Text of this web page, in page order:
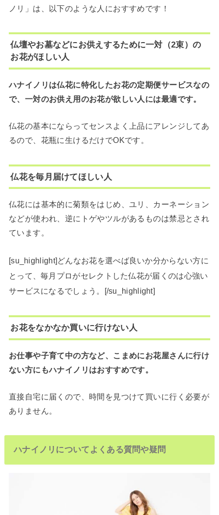
ノリ」は、以下のような人におすすめです！
仏壇やお墓などにお供えするために一対（2束）の
お花がほしい人
ハナイノリは仏花に特化したお花の定期便サービスなの
で、一対のお供え用のお花が欲しい人には最適です。
仏花の基本にならってセンスよく上品にアレンジしてあ
るので、花瓶に生けるだけでOKです。
仏花を毎月届けてほしい人
仏花には基本的に菊類をはじめ、ユリ、カーネーション
などが使われ、逆にトゲやツルがあるものは禁忌とされ
ています。
[su_highlight]どんなお花を選べば良いか分からない方に
とって、毎月プロがセレクトした仏花が届くのは心強い
サービスになるでしょう。[/su_highlight]
お花をなかなか買いに行けない人
お仕事や子育て中の方など、こまめにお花屋さんに行け
ない方にもハナイノリはおすすめです。
直接自宅に届くので、時間を見つけて買いに行く必要が
ありません。
ハナイノリについてよくある質問や疑問